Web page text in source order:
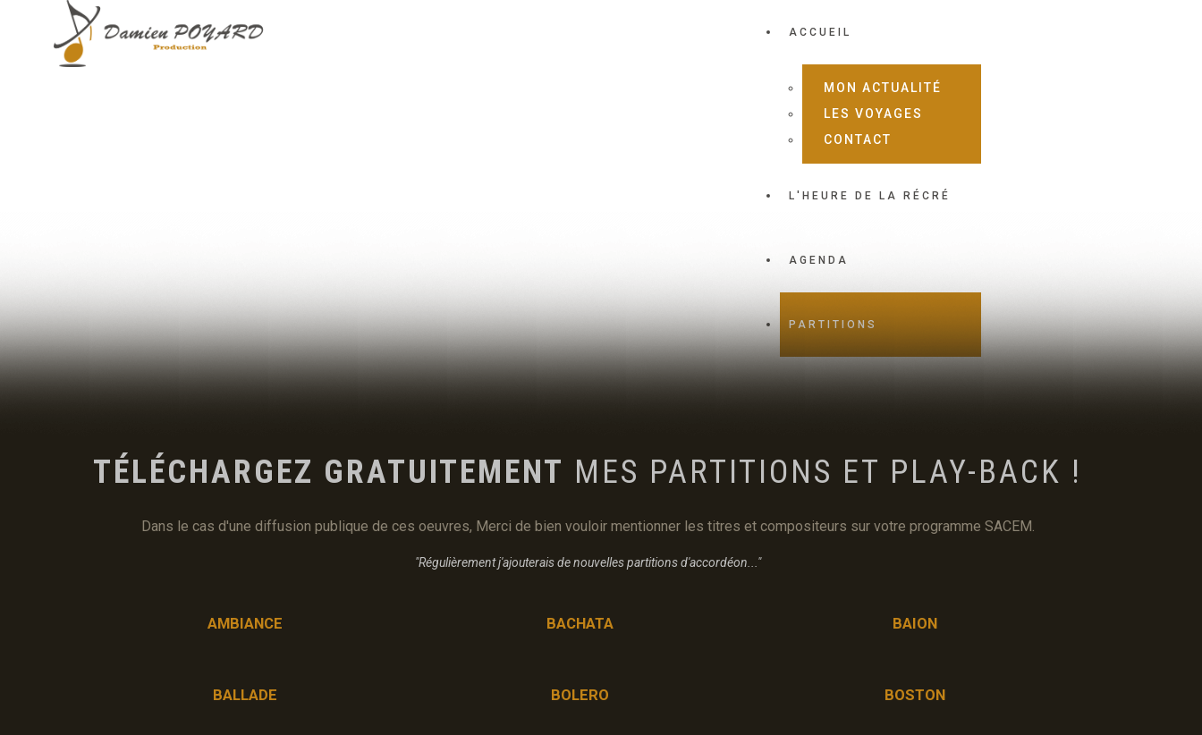
ACCUEIL
MON ACTUALITÉ
LES VOYAGES
CONTACT
L'HEURE DE LA RÉCRÉ
AGENDA
PARTITIONS
PANIER
TÉLÉCHARGEZ GRATUITEMENT MES PARTITIONS ET PLAY-BACK !
Dans le cas d'une diffusion publique de ces oeuvres, Merci de bien vouloir mentionner les titres et compositeurs sur votre programme SACEM.
"Régulièrement j'ajouterais de nouvelles partitions d'accordéon..."
AMBIANCE BACHATA BAION
BALLADE BOLERO BOSTON